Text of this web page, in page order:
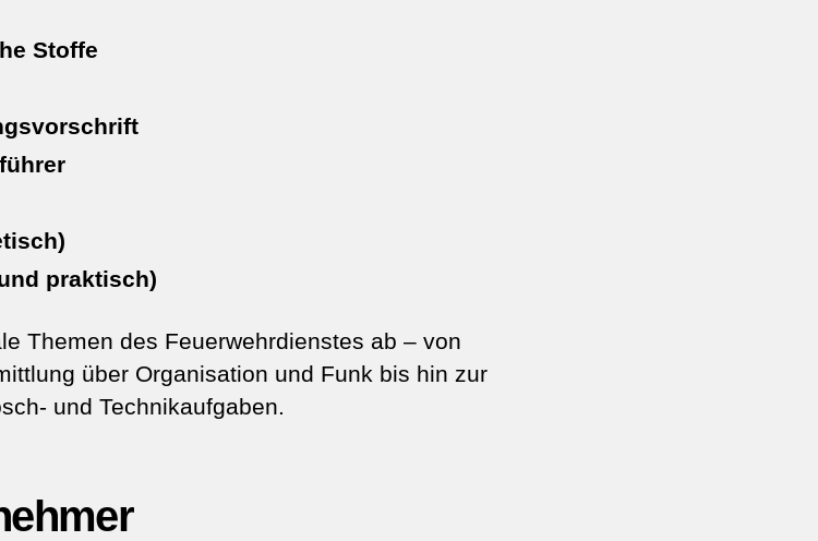
Stoffe
praktisch)
Themen des Feuerwehrdienstes ab – von
über Organisation und Funk bis hin zur
und Technikaufgaben.